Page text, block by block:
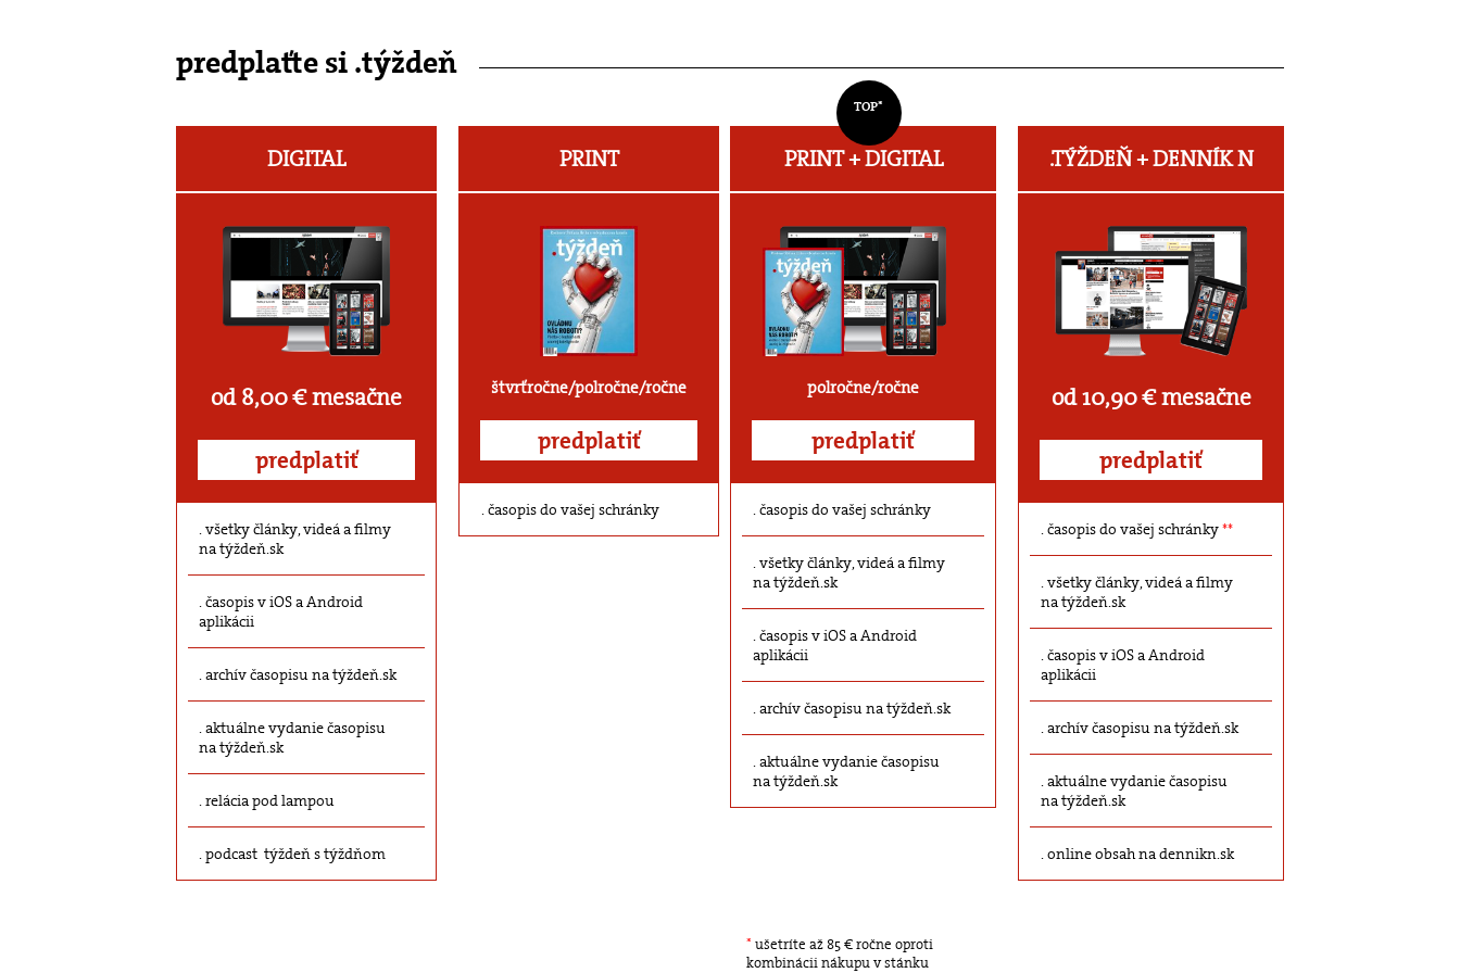
predplaťte si .týždeň
DIGITAL
od 8,00 € mesačne
predplatiť
všetky články, videá a filmy
na týždeň.sk
časopis v iOS a Android
aplikácii
archív časopisu na týždeň.sk
aktuálne vydanie časopisu
na týždeň.sk
relácia pod lampou
podcast týždeň s týždňom
PRINT
štvrťročne/polročne/ročne
predplatiť
časopis do vašej schránky
TOP*
PRINT + DIGITAL
polročne/ročne
predplatiť
časopis do vašej schránky
všetky články, videá a filmy
na týždeň.sk
časopis v iOS a Android
aplikácii
archív časopisu na týždeň.sk
aktuálne vydanie časopisu
na týždeň.sk
.TÝŽDEŇ +DENNÍK N
od 10,90 € mesačne
predplatiť
časopis do vašej schránky**
všetky články, videá a filmy
na týždeň.sk
časopis v iOS a Android
aplikácii
archív časopisu na týždeň.sk
aktuálne vydanie časopisu
na týždeň.sk
online obsah na dennikn.sk
* ušetríte až 85 € ročne oproti
kombinácii nákupu v stánku